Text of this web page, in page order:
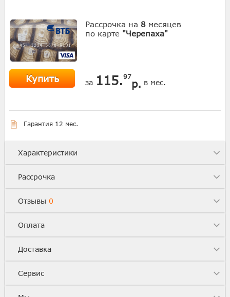
Рассрочка на 8 месяцев
по карте "Черепаха"
Купить за 115.97
р. в мес.
Гарантия 12 мес.
Характеристики
Рассрочка
Отзывы 0
Оплата
Доставка
Сервис